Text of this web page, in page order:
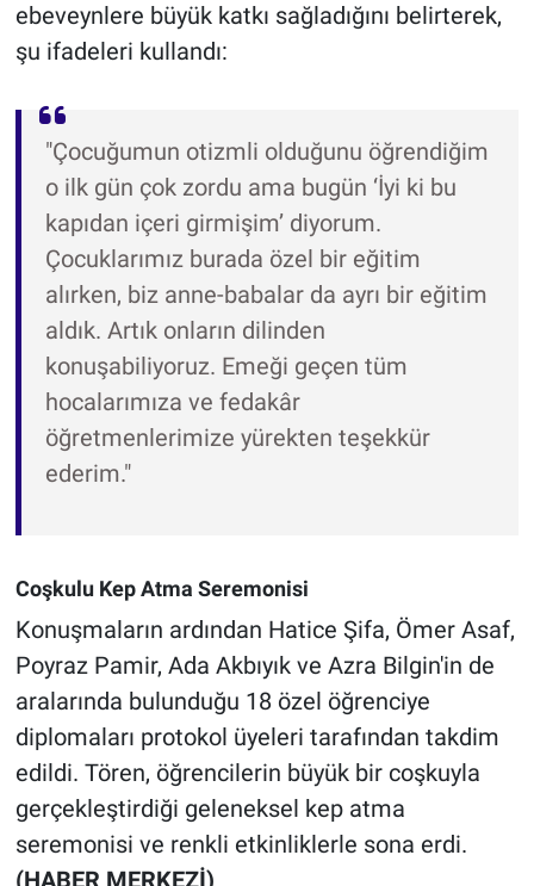
ebeveynlere büyük katkı sağladığını belirterek,
şu ifadeleri kullandı:
"Çocuğumun otizmli olduğunu öğrendiğim
o ilk gün çok zordu ama bugün ‘İyi ki bu
kapıdan içeri girmişim’ diyorum.
Çocuklarımız burada özel bir eğitim
alırken, biz anne-babalar da ayrı bir eğitim
aldık. Artık onların dilinden
konuşabiliyoruz. Emeği geçen tüm
hocalarımıza ve fedakâr
öğretmenlerimize yürekten teşekkür
ederim."
Coşkulu Kep Atma Seremonisi
Konuşmaların ardından Hatice Şifa, Ömer Asaf,
Poyraz Pamir, Ada Akbıyık ve Azra Bilgin'in de
aralarında bulunduğu 18 özel öğrenciye
diplomaları protokol üyeleri tarafından takdim
edildi. Tören, öğrencilerin büyük bir coşkuyla
gerçekleştirdiği geleneksel kep atma
seremonisi ve renkli etkinliklerle sona erdi.
(HABER MERKEZİ)